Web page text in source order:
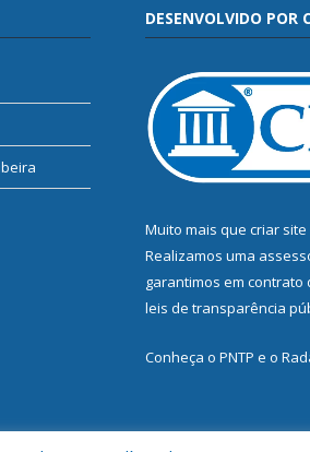
DESENVOLVIDO POR
Muito mais que criar site
Realizamos uma
garantimos em contrato
leis de transparência
Conheça o PNTP e o